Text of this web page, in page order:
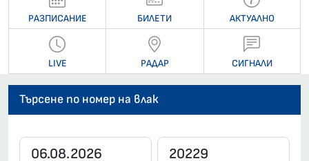
РАЗПИСАНИЕ БИЛЕТИ АКТУАЛНО
LIVE РАДАР СИГНАЛИ
Търсене по номер на влак